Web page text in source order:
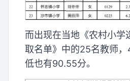
而出现在当地《农村小学
取名单》中的25名教师
低也有90.55分。